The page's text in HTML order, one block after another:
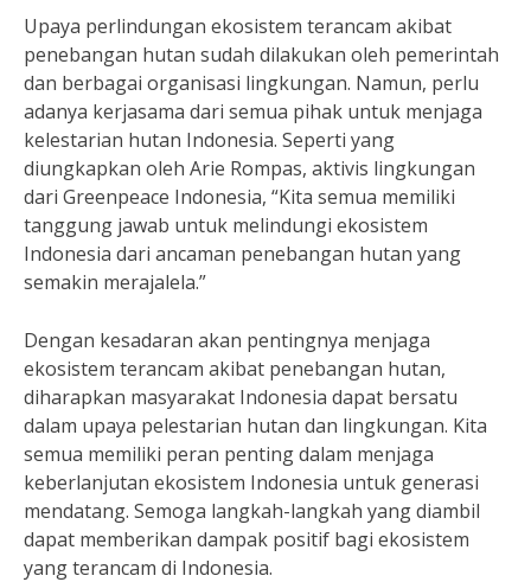
Upaya perlindungan ekosistem terancam akibat
penebangan hutan sudah dilakukan oleh pemerintah
dan berbagai organisasi lingkungan. Namun, perlu
adanya kerjasama dari semua pihak untuk menjaga
kelestarian hutan Indonesia. Seperti yang
diungkapkan oleh Arie Rompas, aktivis lingkungan
dari Greenpeace Indonesia, “Kita semua memiliki
tanggung jawab untuk melindungi ekosistem
Indonesia dari ancaman penebangan hutan yang
semakin merajalela.”
Dengan kesadaran akan pentingnya menjaga
ekosistem terancam akibat penebangan hutan,
diharapkan masyarakat Indonesia dapat bersatu
dalam upaya pelestarian hutan dan lingkungan. Kita
semua memiliki peran penting dalam menjaga
keberlanjutan ekosistem Indonesia untuk generasi
mendatang. Semoga langkah-langkah yang diambil
dapat memberikan dampak positif bagi ekosistem
yang terancam di Indonesia.